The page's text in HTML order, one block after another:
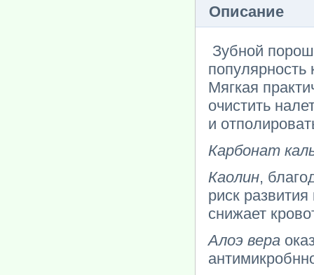
Описание
Зубной
популярность
Мягкая
очистить
и
Карбонат
Каолин,
риск
снижает
Алоэ вера